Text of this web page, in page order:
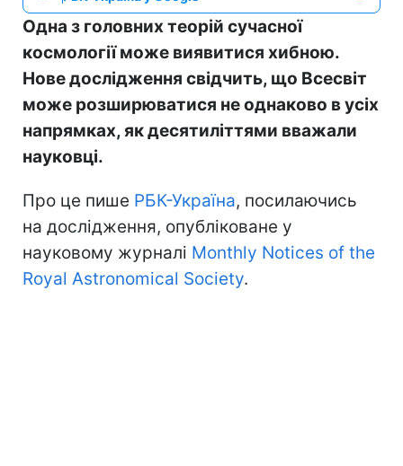
Одна з головних теорій сучасної
космології може виявитися хибною.
Нове дослідження свідчить, що Всесвіт
може розширюватися не однаково в усіх
напрямках, як десятиліттями вважали
науковці.
Про це пише РБК-Україна, посилаючись
на дослідження, опубліковане у
науковому журналі Monthly Notices of the
Royal Astronomical Society.